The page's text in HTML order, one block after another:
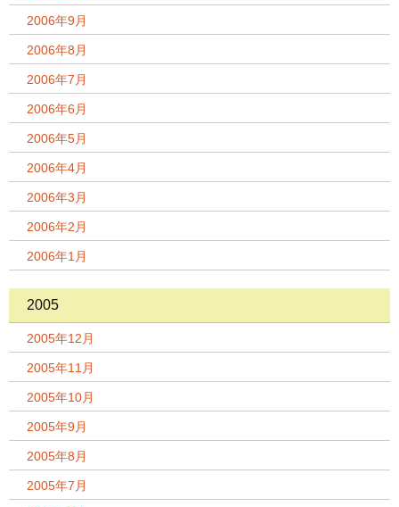
2006年9月
2006年8月
2006年7月
2006年6月
2006年5月
2006年4月
2006年3月
2006年2月
2006年1月
2005
2005年12月
2005年11月
2005年10月
2005年9月
2005年8月
2005年7月